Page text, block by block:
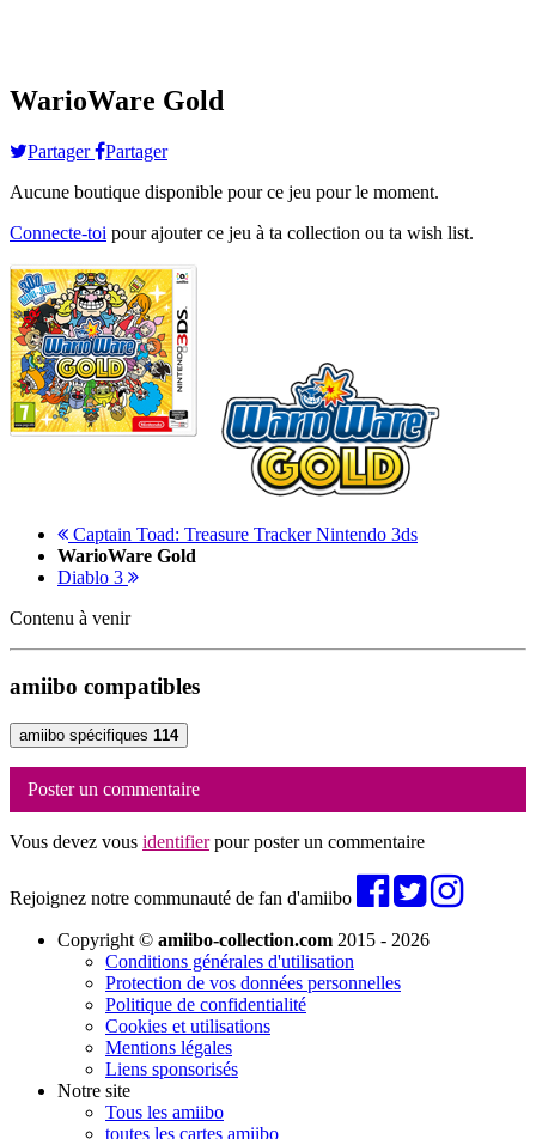
WarioWare Gold
Partager
Partager
Aucune boutique disponible pour ce jeu pour le moment.
Connecte-toi pour ajouter ce jeu à ta collection ou ta wish list.
Captain Toad: Treasure Tracker Nintendo 3ds
WarioWare Gold
Diablo 3
Contenu à venir
amiibo compatibles
amiibo spécifiques 114
Poster un commentaire
Vous devez vous identifierpour poster un commentaire
Rejoignez notre communauté de fan d'amiibo
Copyright © amiibo-collection.com 2015 - 2026
Conditions générales d'utilisation
Protection de vos données personnelles
Politique de confidentialité
Cookies et utilisations
Mentions légales
Liens sponsorisés
Notre site
Tous les amiibo
toutes les cartes amiibo